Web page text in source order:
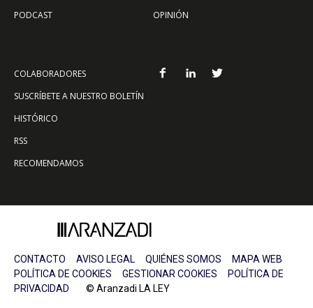
PODCAST
OPINIÓN
COLABORADORES
SUSCRÍBETE A NUESTRO BOLETÍN
HISTÓRICO
RSS
RECOMENDAMOS
CONTACTO AVISO LEGAL QUIÉNES SOMOS
MAPA WEB
POLÍTICA DE COOKIES
GESTIONAR COOKIES
POLÍTICA DE
PRIVACIDAD © Aranzadi LA LEY